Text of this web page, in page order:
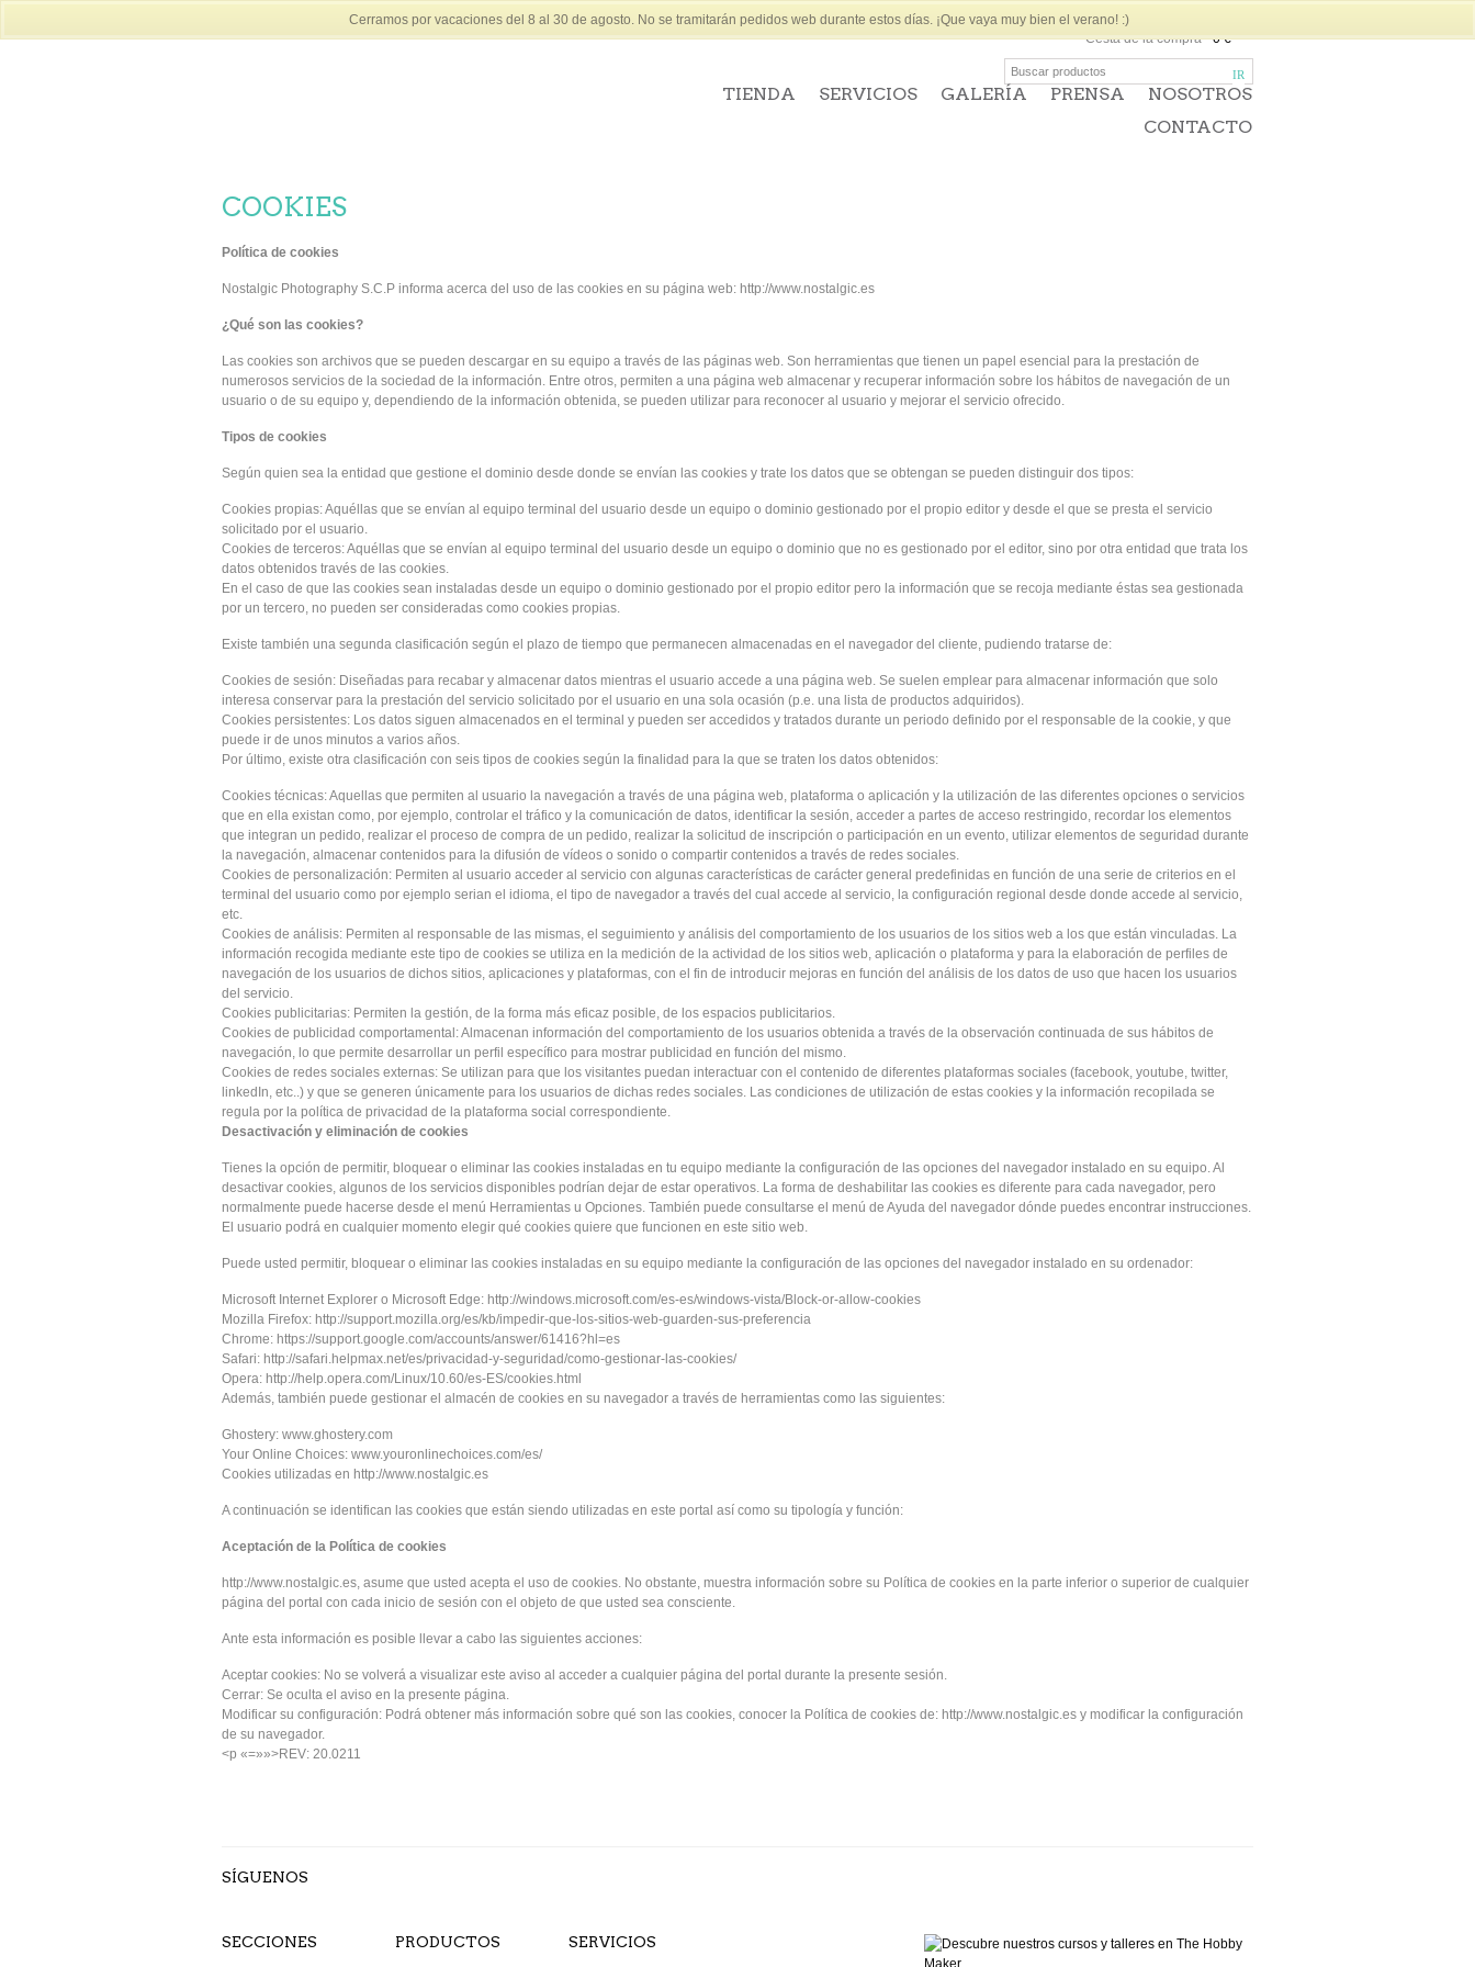
Cesta de la compra-0 €
TIENDA SERVICIOS GALERÍA PRENSA
NOSOTROS
CONTACTO
COOKIES
Política de cookies
Nostalgic Photography S.C.P informa acerca del uso de las cookies en su página web: http://www.nostalgic.es
¿Qué son las cookies?
Las cookies son archivos que se pueden descargar en su equipo a través de las páginas web. Son herramientas que tienen un papel esencial para la prestación de
numerosos servicios de la sociedad de la información. Entre otros, permiten a una página web almacenar y recuperar información sobre los hábitos de navegación de un
usuario o de su equipo y, dependiendo de la información obtenida, se pueden utilizar para reconocer al usuario y mejorar el servicio ofrecido.
Tipos de cookies
Según quien sea la entidad que gestione el dominio desde donde se envían las cookies y trate los datos que se obtengan se pueden distinguir dos tipos:
Cookies propias: Aquéllas que se envían al equipo terminal del usuario desde un equipo o dominio gestionado por el propio editor y desde el que se presta el servicio
solicitado por el usuario.
Cookies de terceros: Aquéllas que se envían al equipo terminal del usuario desde un equipo o dominio que no es gestionado por el editor, sino por otra entidad que trata los
datos obtenidos través de las cookies.
En el caso de que las cookies sean instaladas desde un equipo o dominio gestionado por el propio editor pero la información que se recoja mediante éstas sea gestionada
por un tercero, no pueden ser consideradas como cookies propias.
Existe también una segunda clasificación según el plazo de tiempo que permanecen almacenadas en el navegador del cliente, pudiendo tratarse de:
Cookies de sesión: Diseñadas para recabar y almacenar datos mientras el usuario accede a una página web. Se suelen emplear para almacenar información que solo
interesa conservar para la prestación del servicio solicitado por el usuario en una sola ocasión (p.e. una lista de productos adquiridos).
Cookies persistentes: Los datos siguen almacenados en el terminal y pueden ser accedidos y tratados durante un periodo definido por el responsable de la cookie, y que
puede ir de unos minutos a varios años.
Por último, existe otra clasificación con seis tipos de cookies según la finalidad para la que se traten los datos obtenidos:
Cookies técnicas: Aquellas que permiten al usuario la navegación a través de una página web, plataforma o aplicación y la utilización de las diferentes opciones o servicios
que en ella existan como, por ejemplo, controlar el tráfico y la comunicación de datos, identificar la sesión, acceder a partes de acceso restringido, recordar los elementos
que integran un pedido, realizar el proceso de compra de un pedido, realizar la solicitud de inscripción o participación en un evento, utilizar elementos de seguridad durante
la navegación, almacenar contenidos para la difusión de vídeos o sonido o compartir contenidos a través de redes sociales.
Cookies de personalización: Permiten al usuario acceder al servicio con algunas características de carácter general predefinidas en función de una serie de criterios en el
terminal del usuario como por ejemplo serian el idioma, el tipo de navegador a través del cual accede al servicio, la configuración regional desde donde accede al servicio,
etc.
Cookies de análisis: Permiten al responsable de las mismas, el seguimiento y análisis del comportamiento de los usuarios de los sitios web a los que están vinculadas. La
información recogida mediante este tipo de cookies se utiliza en la medición de la actividad de los sitios web, aplicación o plataforma y para la elaboración de perfiles de
navegación de los usuarios de dichos sitios, aplicaciones y plataformas, con el fin de introducir mejoras en función del análisis de los datos de uso que hacen los usuarios
del servicio.
Cookies publicitarias: Permiten la gestión, de la forma más eficaz posible, de los espacios publicitarios.
Cookies de publicidad comportamental: Almacenan información del comportamiento de los usuarios obtenida a través de la observación continuada de sus hábitos de
navegación, lo que permite desarrollar un perfil específico para mostrar publicidad en función del mismo.
Cookies de redes sociales externas: Se utilizan para que los visitantes puedan interactuar con el contenido de diferentes plataformas sociales (facebook, youtube, twitter,
linkedIn, etc..) y que se generen únicamente para los usuarios de dichas redes sociales. Las condiciones de utilización de estas cookies y la información recopilada se
regula por la política de privacidad de la plataforma social correspondiente.
Desactivación y eliminación de cookies
Tienes la opción de permitir, bloquear o eliminar las cookies instaladas en tu equipo mediante la configuración de las opciones del navegador instalado en su equipo. Al
desactivar cookies, algunos de los servicios disponibles podrían dejar de estar operativos. La forma de deshabilitar las cookies es diferente para cada navegador, pero
normalmente puede hacerse desde el menú Herramientas u Opciones. También puede consultarse el menú de Ayuda del navegador dónde puedes encontrar instrucciones.
El usuario podrá en cualquier momento elegir qué cookies quiere que funcionen en este sitio web.
Puede usted permitir, bloquear o eliminar las cookies instaladas en su equipo mediante la configuración de las opciones del navegador instalado en su ordenador:
Microsoft Internet Explorer o Microsoft Edge: http://windows.microsoft.com/es-es/windows-vista/Block-or-allow-cookies
Mozilla Firefox: http://support.mozilla.org/es/kb/impedir-que-los-sitios-web-guarden-sus-preferencia
Chrome: https://support.google.com/accounts/answer/61416?hl=es
Safari: http://safari.helpmax.net/es/privacidad-y-seguridad/como-gestionar-las-cookies/
Opera: http://help.opera.com/Linux/10.60/es-ES/cookies.html
Además, también puede gestionar el almacén de cookies en su navegador a través de herramientas como las siguientes:
Ghostery: www.ghostery.com
Your Online Choices: www.youronlinechoices.com/es/
Cookies utilizadas en http://www.nostalgic.es
A continuación se identifican las cookies que están siendo utilizadas en este portal así como su tipología y función:
Aceptación de la Política de cookies
http://www.nostalgic.es, asume que usted acepta el uso de cookies. No obstante, muestra información sobre su Política de cookies en la parte inferior o superior de cualquier
página del portal con cada inicio de sesión con el objeto de que usted sea consciente.
Ante esta información es posible llevar a cabo las siguientes acciones:
Aceptar cookies: No se volverá a visualizar este aviso al acceder a cualquier página del portal durante la presente sesión.
Cerrar: Se oculta el aviso en la presente página.
Modificar su configuración: Podrá obtener más información sobre qué son las cookies, conocer la Política de cookies de: http://www.nostalgic.es y modificar la configuración
de su navegador.
<p «=»»>REV: 20.0211
SÍGUENOS
SECCIONES PRODUCTOS SERVICIOS
Cerramos por vacaciones del 8 al 30 de agosto. No se tramitarán pedidos web durante estos días. ¡Que vaya muy bien el verano! :)